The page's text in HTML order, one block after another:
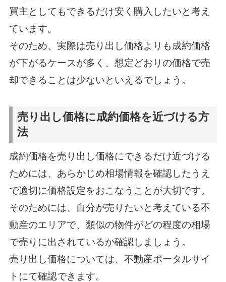
買主としてもできるだけ安く購入したいと考え
ています。
そのため、実際は売り出し価格よりも成約価格
が下がるケースが多く、想定どおりの価格で売
却できることは少ないといえるでしょう。
売り出し価格に成約価格を近づける方
法
成約価格を売り出し価格にできるだけ近づける
ためには、あらかじめ相場情報を確認したうえ
で適切に価格設定をおこなうことが大切です。
そのためには、自分が売りたいと考えている不
動産のエリアで、類似の物件がどの程度の相場
で売りに出されているか確認しましょう。
売り出し価格については、不動産ポータルサイ
トにて確認できます。